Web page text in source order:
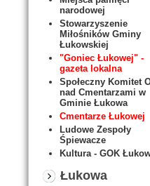
narodowej
Stowarzyszenie
Miłośników Gminy
Łukowskiej
"Goniec Łukowej" -
gazeta lokalna
Społeczny Komitet
nad Cmentarzami w
Gminie Łukowa
Cmentarze Łukowej
Ludowe Zespoły
Śpiewacze
Kultura - GOK
Łukowa